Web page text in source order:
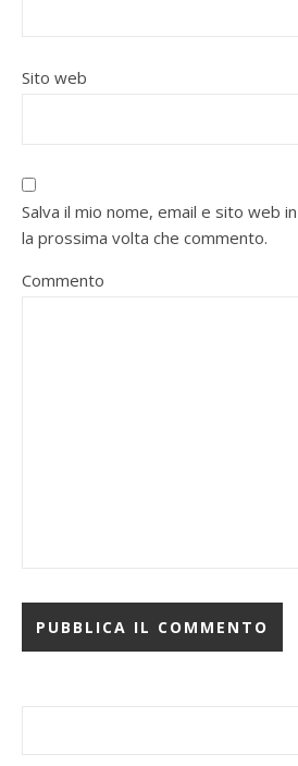
Sito web
Salva il mio nome, email e sito web
la prossima volta che commento.
Commento